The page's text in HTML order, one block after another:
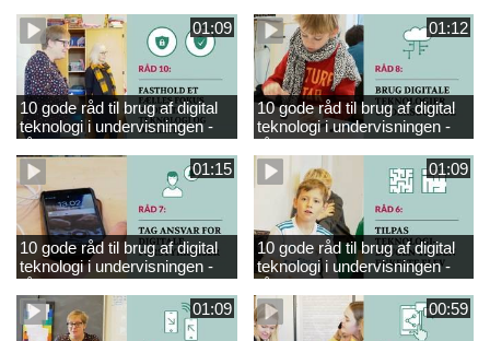
engelsk
råd 9
01:09
10 gode råd til brug af digital
teknologi i undervisningen -
råd 10
01:12
10 gode råd til brug af digital
teknologi i undervisningen -
råd 8
01:15
10 gode råd til brug af digital
teknologi i undervisningen -
råd 7
01:09
10 gode råd til brug af digital
teknologi i undervisningen -
råd 6
01:09
00:59